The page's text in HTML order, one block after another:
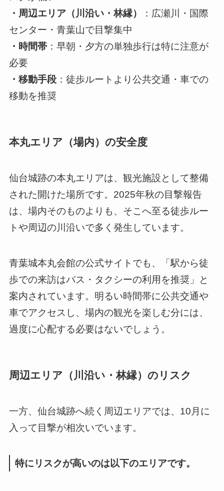
・周辺エリア（川沿い・林縁）
：広瀬川・国際
センター・青葉山で目撃集中
・時間帯：早朝・夕方の単独歩行は特に注意が
必要
・移動手段：徒歩ルートより公共交通・車での
移動を推奨
本丸エリア（場内）の安全度
仙台城跡の本丸エリアは、観光施設として整備
された開けた場所です。2025年秋の目撃報告
は、場内そのものよりも、そこへ至る徒歩ルー
トや周辺の川沿いで多く発生しています。
青葉城本丸会館の公式サイトでも、「駅から徒
歩での来訪はバス・タクシーの利用を推奨」と
案内されています。明るい時間帯に公共交通や
車でアクセスし、場内の観光を楽しむ分には、
過度に心配する必要はないでしょう。
周辺エリア（川沿い・林縁）のリスク
一方、仙台城跡へ続く周辺エリアでは、10月に
入って目撃が相次いでいます。
特にリスクが高いのは以下のエリアです。